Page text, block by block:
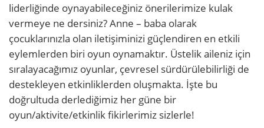
liderliğinde oynayabileceğiniz önerilerimize kulak
vermeye ne dersiniz? Anne – baba olarak
çocuklarınızla olan iletişiminizi güçlendiren en etkili
eylemlerden biri oyun oynamaktır. Üstelik aileniz için
sıralayacağımız oyunlar, çevresel sürdürülebilirliği de
destekleyen etkinliklerden oluşmakta. İşte bu
doğrultuda derlediğimiz her güne bir
oyun/aktivite/etkinlik fikirlerimiz sizlerle!